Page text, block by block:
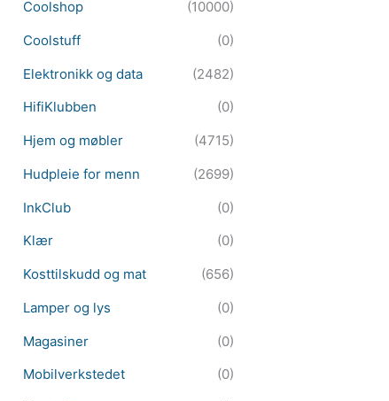
Coolshop
(10000)
Coolstuff
(0)
Elektronikk og data
(2482)
HifiKlubben
(0)
Hjem og møbler
(4715)
Hudpleie for menn
(2699)
InkClub
(0)
Klær
(0)
Kosttilskudd og mat
(656)
Lamper og lys
(0)
Magasiner
(0)
Mobilverkstedet
(0)